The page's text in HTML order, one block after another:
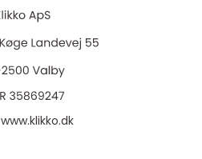
www.klikko.dk